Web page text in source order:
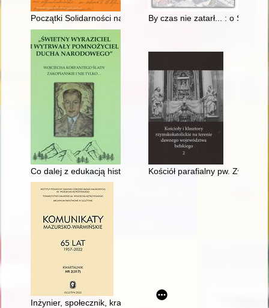
Początki Solidarności na "Ziemi Olkuskiej" a MKZ Katowice :
By czas nie zatarł... : o
Co dalej z edukacją historyczną o powstaniach śląskich?
Kościół parafialny pw.
Inżynier, społecznik, krajoznawca : przyczynek do biografii